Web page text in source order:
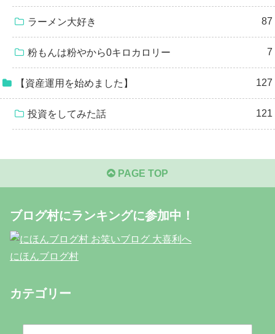
ラーメン大好き 87
粉もんは粉やから0キロカロリー 7
【資産運用を始めました】 127
投資をしてみた話 121
PAGE TOP
ブログ村にランキングに参加中！
にほんブログ村
カテゴリー